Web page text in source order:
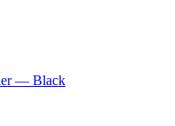
— Black